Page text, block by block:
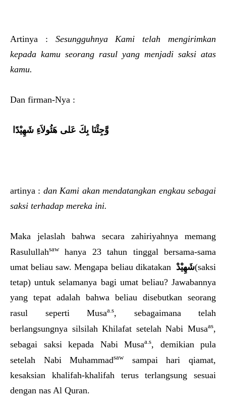
Artinya : Sesungguhnya Kami telah mengirimkan
kepada kamu seorang rasul yang menjadi saksi atas
kamu.
Dan firman-Nya :
وَّجِئْنَا بِكَ عَلى هَئُولاَءِ شَهِيْدًا
artinya : dan Kami akan mendatangkan engkau sebagai
saksi terhadap mereka ini.
Maka jelaslah bahwa secara zahiriyahnya memang
Rasulullahsawhanya 23 tahun tinggal bersama-sama
umat beliau saw. Mengapa beliau dikatakan شَهِيْدْ(saksi
tetap) untuk selamanya bagi umat beliau? Jawabannya
yang tepat adalah bahwa beliau disebutkan seorang
rasul seperti Musaa.s, sebagaimana telah
berlangsungnya silsilah Khilafat setelah Nabi Musaas,
sebagai saksi kepada Nabi Musaa.s, demikian pula
setelah Nabi Muhammadsawsampai hari qiamat,
kesaksian khalifah-khalifah terus terlangsung sesuai
dengan nas Al Quran.